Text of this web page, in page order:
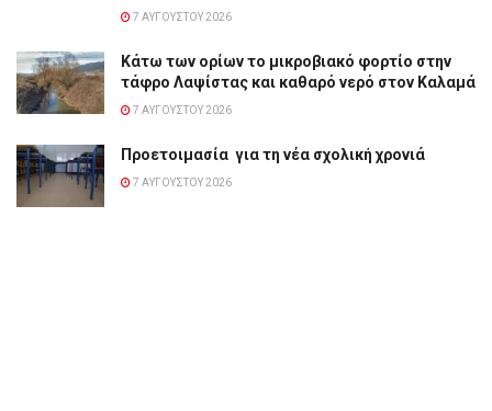
7 ΑΥΓΟΎΣΤΟΥ 2026
Κάτω των ορίων το μικροβιακό φορτίο στην
τάφρο Λαψίστας και καθαρό νερό στον Καλαμά
7 ΑΥΓΟΎΣΤΟΥ 2026
Προετοιμασία για τη νέα σχολική χρονιά
7 ΑΥΓΟΎΣΤΟΥ 2026